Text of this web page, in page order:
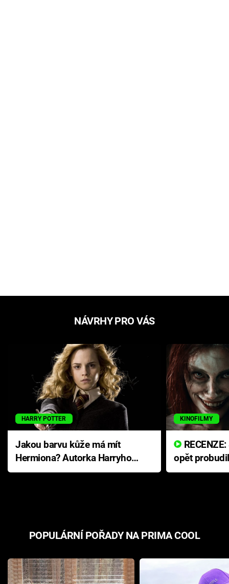
NÁVRHY PRO VÁS
HARRY POTTER
Jakou barvu kůže má mít
Hermiona? Autorka Harryho
Pottera přišla s ráznou
KINOFILMY
opět
přichází s
POPULÁRNÍ POŘADY NA PRIMA COOL